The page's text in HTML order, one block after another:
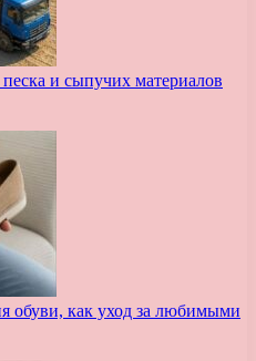
и сыпучих материалов
обуви, как уход за любимыми